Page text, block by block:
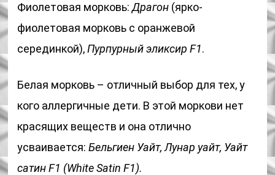
Фиолетовая морковь:Драгон (ярко-
фиолетовая морковь с оранжевой
серединкой),Пурпурный эликсир F1.
Белая морковь – отличный выбор для тех, у
кого аллергичные дети. В этой моркови нет
красящих веществ и она отлично
усваивается:Бельгиен Уайт, Лунар уайт, Уайт
сатин F1 (White Satin F1).